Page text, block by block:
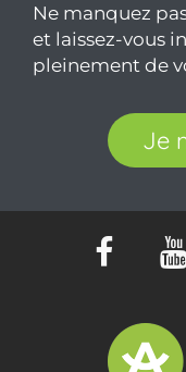
Ne manquez
et laissez-vous
pleinement de
Je